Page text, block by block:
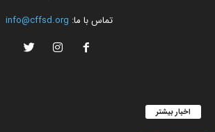
تماس با ما: info@cffsd.org
اخبار بیشتر